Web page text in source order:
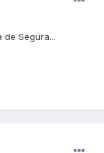
Segura...